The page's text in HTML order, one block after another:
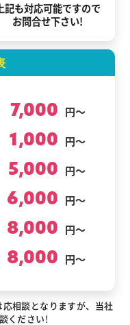
記も対応可能ですので
お問合せ下さい!
7,000 円～
1,000 円～
5,000 円～
6,000 円～
8,000 円～
8,000 円～
相談となりますが、当社
ください!